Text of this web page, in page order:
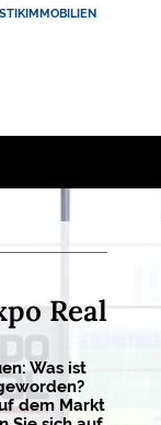
Real
Was ist
dem Markt